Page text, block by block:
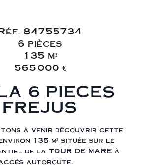
84755734
6 pièces
135 m²
565 000 €
6 PIECES
FREJUS
à venir découvrir cette
135 m² située sur le
de la TOUR DE MARE à
autoroute.